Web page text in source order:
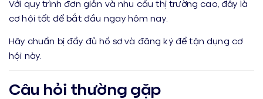
Với quy trình đơn giản và nhu cầu thị trường cao, đây là
cơ hội tốt để bắt đầu ngay hôm nay.
Hãy chuẩn bị đầy đủ hồ sơ và đăng ký để tận dụng cơ
hội này.
Câu hỏi thường gặp